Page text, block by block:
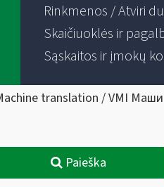
Rinkmenos / Atviri
Skaičiuoklės ir
Sąskaitos ir įmokų
translation / VMI
Paieška